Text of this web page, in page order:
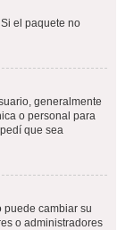
el paquete no
generalmente
o personal para
que sea
puede cambiar su
o administradores